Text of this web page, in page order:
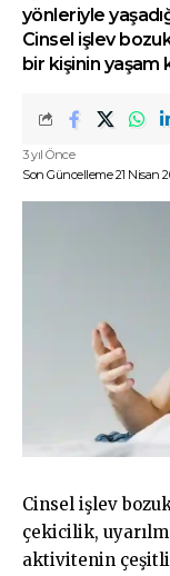
yönleriyle
Cinsel işlev
bir kişinin
Son Güncelleme 21 Nisan
3 yıl Önce
Cinsel işlev
çekicilik,
aktivitenin çeşitli